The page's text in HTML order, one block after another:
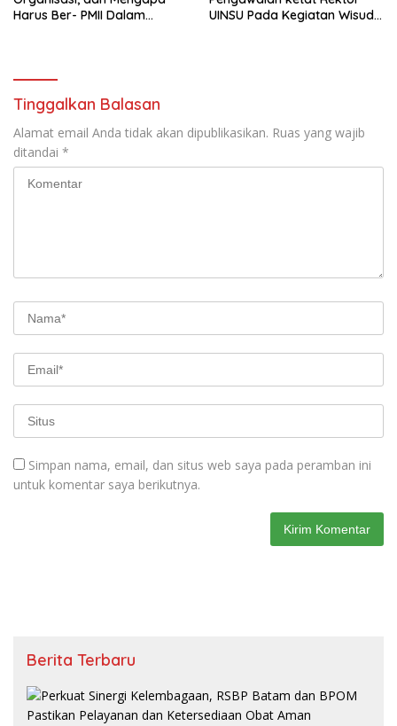
Harus Ber- PMII Dalam
UINSU Pada Kegiatan Wisuda
Tinggalkan Balasan
Alamat email Anda tidak akan dipublikasikan. Ruas yang wajib
ditandai *
Simpan nama, email, dan situs web saya pada peramban ini
untuk komentar saya berikutnya.
Berita Terbaru